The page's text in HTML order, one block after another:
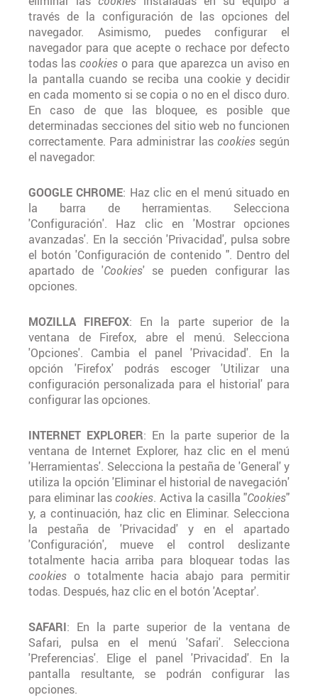
través de la configuración de las opciones del
navegador. Asimismo, puedes configurar el
navegador para que acepte o rechace por defecto
todas lascookieso para que aparezca un aviso en
la pantalla cuando se reciba una cookie y decidir
en cada momento si se copia o no en el disco duro.
En caso de que las bloquee, es posible que
determinadas secciones del sitio web no funcionen
correctamente. Para administrar las cookies según
el navegador:
GOOGLE CHROME: Haz clic en el menú situado en
la barra de herramientas. Selecciona
'Configuración'. Haz clic en 'Mostrar opciones
avanzadas'. En la sección 'Privacidad', pulsa sobre
el botón 'Configuración de contenido ". Dentro del
apartado de 'Cookies' se pueden configurar las
opciones.
MOZILLA FIREFOX: En la parte superior de la
ventana de Firefox, abre el menú. Selecciona
'Opciones'. Cambia el panel 'Privacidad'. En la
opción 'Firefox' podrás escoger 'Utilizar una
configuración personalizada para el historial' para
configurar las opciones.
INTERNET EXPLORER: En la parte superior de la
ventana de Internet Explorer, haz clic en el menú
'Herramientas'. Selecciona la pestaña de 'General' y
utiliza la opción 'Eliminar el historial de navegación'
para eliminar lascookies. Activa la casilla "Cookies"
y, a continuación, haz clic en Eliminar. Selecciona
la pestaña de 'Privacidad' y en el apartado
'Configuración', mueve el control deslizante
totalmente hacia arriba para bloquear todas las
cookies o totalmente hacia abajo para permitir
todas. Después, haz clic en el botón 'Aceptar'.
SAFARI: En la parte superior de la ventana de
Safari, pulsa en el menú 'Safari'. Selecciona
'Preferencias'. Elige el panel 'Privacidad'. En la
pantalla resultante, se podrán configurar las
opciones.